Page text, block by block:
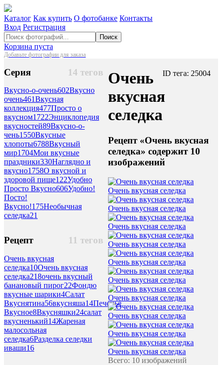
Каталог Как купить О фотобанке Контакты
Вход Регистрация
Поиск
Корзина пуста
Добавьте фотографии для заказа
14 тегов
Серия
Вкусно-о-очень602Вкусно
очень461Вкусная
коллекция477Просто о
вкусном1722Энциклопедия
вкусностей89Вкусно-о-
чень1550Вкусные
хлопоты6788Вкусный
мир1704Мои вкусные
праздники330Наглядно и
вкусно1758О вкусной и
здоровой пище122Удобно
Просто Вкусно606Удобно!
Посто!
Вкусно!175Необычная
селедка21
11 тегов
Рецепт
Очень вкусная
селедка10Очень вкусная
селедка218очень вкусный
банановый пирог22Фондю
вкусные шарики4Салат
Вкуснятина56вкусняша14Печенье
Вкусное8Вкусняшки24салат
вкусненький14Жареная
малосольная
селедка6Разделка селедки
иваши16
ID тега: 25004
Очень
вкусная
селедка
Рецепт «Очень вкусная
селедка» содержит 10
изображений
Очень вкусная селедка
Очень вкусная селедка
Очень вкусная селедка
Очень вкусная селедка
Очень вкусная селедка
Очень вкусная селедка
Очень вкусная селедка
Очень вкусная селедка
Очень вкусная селедка
Очень вкусная селедка
Всего: 10 изображений